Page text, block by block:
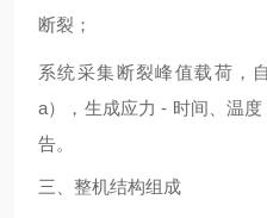
断裂；
系统采集断裂峰值载荷，
a），生成应力 - 时间、温
告。
三、整机结构组成